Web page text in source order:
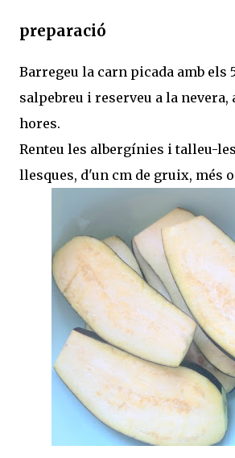
preparació
Barregeu la carn picada amb els
salpebreu i reserveu a la nevera,
hores.
Renteu les albergínies i talleu-
llesques, d'un cm de gruix, més o